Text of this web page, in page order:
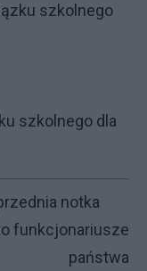
szkolnego
szkolnego dla
notka
funkcjonariusze
państwa